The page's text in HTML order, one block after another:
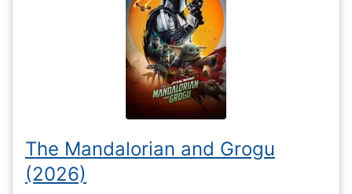
The Mandalorian and Grogu
(2026)